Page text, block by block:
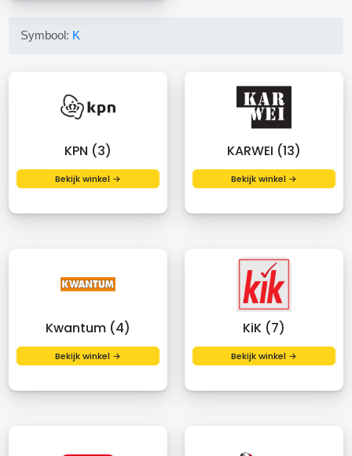
Symbool: K
KPN (3)
Bekijk winkel →
KARWEI (13)
Bekijk winkel →
Kwantum (4)
Bekijk winkel →
KiK (7)
Bekijk winkel →